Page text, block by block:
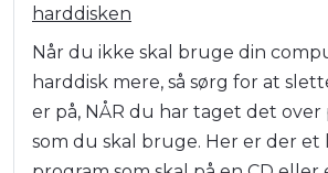
harddisken
Når du ikke skal bruge din
harddisk mere, så sørg for at
er på, NÅR du har taget det over
som du skal bruge. Her er der et